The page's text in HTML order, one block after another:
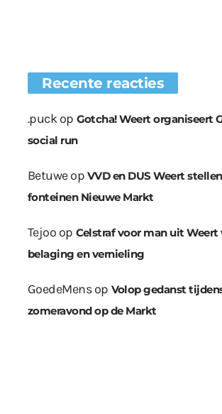
Recente reacties
.puckop Gotcha! Weert organiseert
social run
Betuweop VVD en DUS Weert
fonteinen Nieuwe Markt
Tejoo op Celstraf voor man uit Weert
belaging en vernieling
GoedeMensop Volop gedanst
zomeravond op de Markt